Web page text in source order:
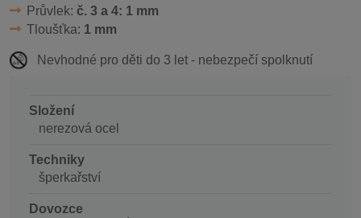
Průvlek: č. 3 a 4: 1 mm
Tloušťka: 1 mm
Nevhodné pro děti do 3 let - nebezpečí spolknutí
Složení
nerezová ocel
Techniky
šperkařství
Dovozce